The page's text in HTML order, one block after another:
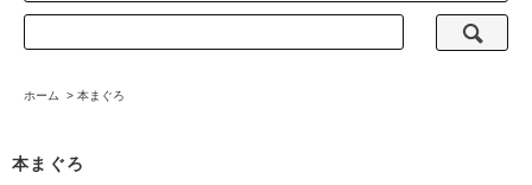
ホーム > 本まぐろ
本まぐろ